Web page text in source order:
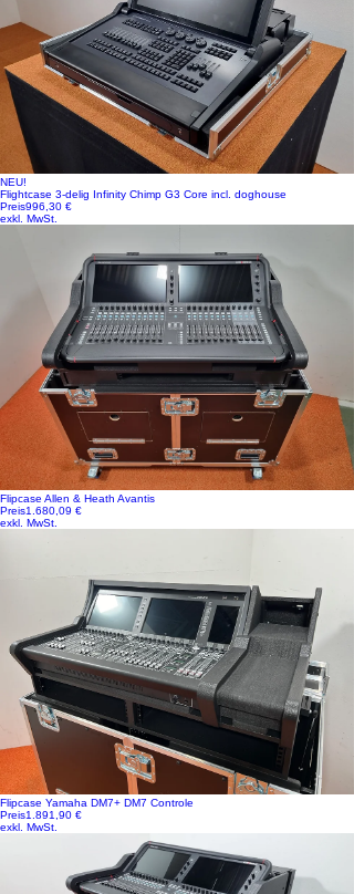
NEU!
Flightcase 3-delig Infinity Chimp G3 Core incl. doghouse
Preis996,30 €
exkl. MwSt.
Flipcase Allen & Heath Avantis
Preis1.680,09 €
exkl. MwSt.
Flipcase Yamaha DM7+ DM7 Controle
Preis1.891,90 €
exkl. MwSt.